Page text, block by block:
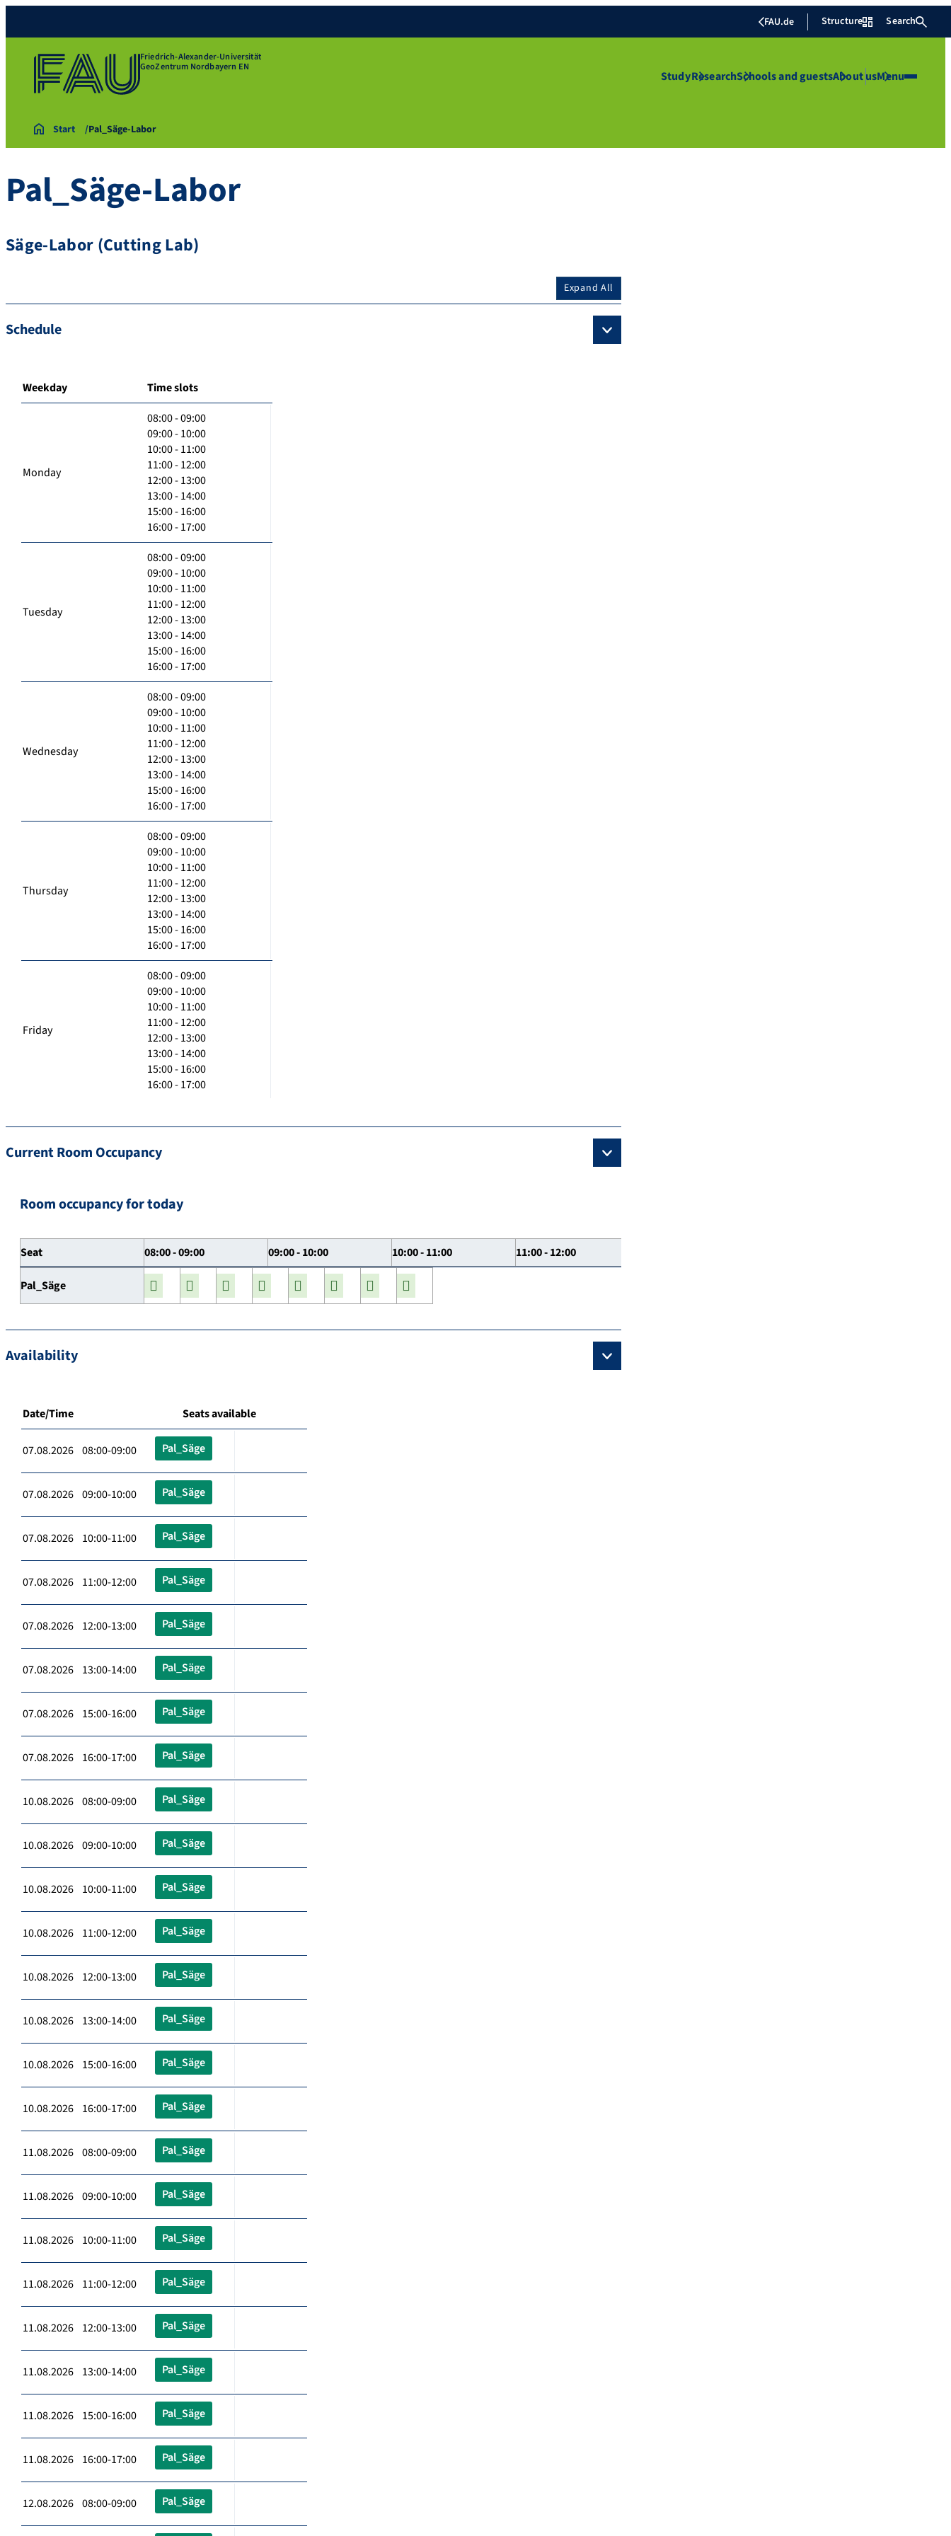
FAU.de Structure Search
Friedrich-Alexander-Universität
GeoZentrum Nordbayern EN
StudyResearchSchools and guestsAbout usMenu
Start Pal_Säge-Labor
Pal_Säge-Labor
Säge-Labor (Cutting Lab)
Expand All
Schedule
Weekday Time slots
Monday
08:00 - 09:00
09:00 - 10:00
10:00 - 11:00
11:00 - 12:00
12:00 - 13:00
13:00 - 14:00
15:00 - 16:00
16:00 - 17:00
Tuesday
08:00 - 09:00
09:00 - 10:00
10:00 - 11:00
11:00 - 12:00
12:00 - 13:00
13:00 - 14:00
15:00 - 16:00
16:00 - 17:00
Wednesday
08:00 - 09:00
09:00 - 10:00
10:00 - 11:00
11:00 - 12:00
12:00 - 13:00
13:00 - 14:00
15:00 - 16:00
16:00 - 17:00
Thursday
08:00 - 09:00
09:00 - 10:00
10:00 - 11:00
11:00 - 12:00
12:00 - 13:00
13:00 - 14:00
15:00 - 16:00
16:00 - 17:00
Friday
08:00 - 09:00
09:00 - 10:00
10:00 - 11:00
11:00 - 12:00
12:00 - 13:00
13:00 - 14:00
15:00 - 16:00
16:00 - 17:00
Current Room Occupancy
Room occupancy for today
Seat 08:00 - 09:00 09:00 - 10:00 10:00 - 11:00 11:00 - 12:00
Pal_Säge
Availability
Date/Time Seats available
07.08.2026 08:00-09:00 Pal_Säge
07.08.2026 09:00-10:00 Pal_Säge
07.08.2026 10:00-11:00 Pal_Säge
07.08.2026 11:00-12:00 Pal_Säge
07.08.2026 12:00-13:00 Pal_Säge
07.08.2026 13:00-14:00 Pal_Säge
07.08.2026 15:00-16:00 Pal_Säge
07.08.2026 16:00-17:00 Pal_Säge
10.08.2026 08:00-09:00 Pal_Säge
10.08.2026 09:00-10:00 Pal_Säge
10.08.2026 10:00-11:00 Pal_Säge
10.08.2026 11:00-12:00 Pal_Säge
10.08.2026 12:00-13:00 Pal_Säge
10.08.2026 13:00-14:00 Pal_Säge
10.08.2026 15:00-16:00 Pal_Säge
10.08.2026 16:00-17:00 Pal_Säge
11.08.2026 08:00-09:00 Pal_Säge
11.08.2026 09:00-10:00 Pal_Säge
11.08.2026 10:00-11:00 Pal_Säge
11.08.2026 11:00-12:00 Pal_Säge
11.08.2026 12:00-13:00 Pal_Säge
11.08.2026 13:00-14:00 Pal_Säge
11.08.2026 15:00-16:00 Pal_Säge
11.08.2026 16:00-17:00 Pal_Säge
12.08.2026 08:00-09:00 Pal_Säge